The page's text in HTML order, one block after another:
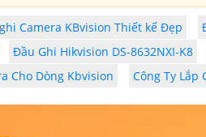
Camera KBvision Thiết kế Đẹp
Đầu Ghi Hikvision DS-8632NXI-K8
Cho Dòng Kbvision
Công Ty Lắp